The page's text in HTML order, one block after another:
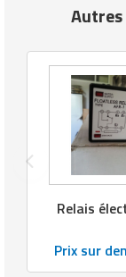
Tables de
Ustensile de
Vaisselle
Vitrines
Relais
Prix sur